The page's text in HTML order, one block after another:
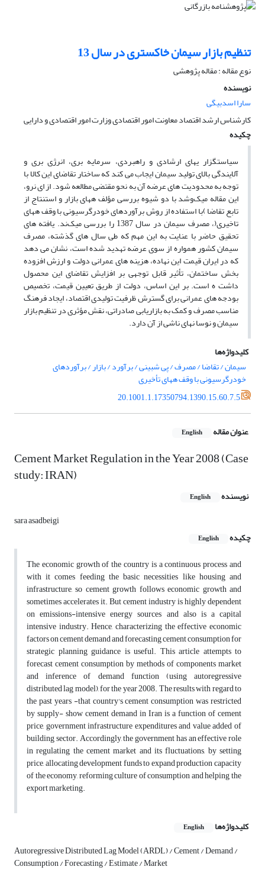
تنظیم بازار سیمان خاکستری در سال 13
نوع مقاله : مقاله پژوهشی
نویسنده
سارا اسدبیگی
کارشناس ارشد اقتصاد معاونت امور اقتصادی وزارت امور اقتصادی و دارایی
چکیده
سیاستگزار یهای ارشادی و راهبردی، سرمایه بری، انرژی بری و
آلایندگی بالای تولید سیمان ایجاب می کند که ساختار تقاضای این کالا با
توجه به محدودیت های عرضه آن به نحو مقتضی مطالعه شود. از ای نرو،
این مقاله میک‌وشد با دو شیوه بررسی مؤلف ههای بازار و استنتاج از
تابع تقاضا )با استفاده از روش برآوردهای خودرگرسیونی با وقف ههای
تاخیری(، مصرف سیمان در سال 1387 را بررسی میک‌ند. یافته های
تحقیق حاضر با عنایت به این مهم که طی سال های گذشته، مصرف
سیمان کشور همواره از سوی عرضه تهدید شده است، نشان می دهد
که در ایران قیمت این نهاده، هزینه های عمرانی دولت و ارزش افزوده
بخش ساختمان، تأثیر قابل توجهی بر افزایش تقاضای این محصول
داشت ه است. بر این اساس، دولت از طریق تعیین قیمت، تخصیص
بودجه های عمرانی برای گسترش ظرفیت تولیدی اقتصاد، ایجاد فرهنگ
مناسب مصرف و کمک به بازاریابی صادراتی، نقش مؤثری در تنظیم بازار
سیمان و نوسا نهای ناشی از آن دارد.
کلیدواژه‌ها
سیمان / تقاضا / مصرف / پی شبینی / برآورد / بازار / برآوردهای
خودرگرسیونی با وقف ههای تأخیری
20.1001.1.17350794.1390.15.60.7.5
عنوان مقاله English
Cement Market Regulation in the Year 2008 (Case
study: IRAN)
نویسنده English
sara asadbeigi
چکیده
English
The economic growth of the country is a continuous process and
with it comes feeding the basic necessities like housing and
infrastructure, so cement growth follows economic growth and
sometimes accelerates it. But cement industry is highly dependent
on emissions-intensive energy sources and also is a capital
intensive industry. Hence, characterizing the effective economic
factors on cement demand and forecasting cement consumption for
strategic planning guidance is useful. This article attempts to
forecast cement consumption by methods of components market
and inference of demand function (using autoregressive
distributed lag model), for the year 2008. The results with regard to
the past years -that country's cement consumption was restricted
by supply- show cement demand in Iran is a function of cement
price, government infrastructure expenditures and value added of
building sector. Accordingly, the government has an effective role
in regulating the cement market and its fluctuations, by setting
price, allocating development funds to expand production capacity
of the economy, reforming culture of consumption and helping the
export marketing.
کلیدواژه‌ها English
Autoregressive Distributed Lag Model (ARDL) / Cement / Demand /
Consumption / Forecasting / Estimate / Market